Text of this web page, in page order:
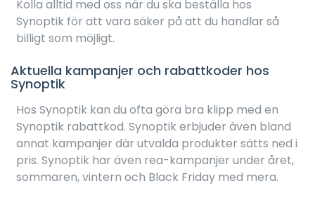
Kolla alltid med oss när du ska beställa hos
Synoptik för att vara säker på att du handlar så
billigt som möjligt.
Aktuella kampanjer och rabattkoder hos
Synoptik
Hos Synoptik kan du ofta göra bra klipp med en
Synoptik rabattkod. Synoptik erbjuder även bland
annat kampanjer där utvalda produkter sätts ned i
pris. Synoptik har även rea-kampanjer under året,
sommaren, vintern och Black Friday med mera.